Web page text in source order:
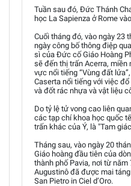
Tuần sau đó, Đức Thánh
học La Sapienza ở Rome
Cuối tháng đó, vào ngày 23
ngày công bố thông điệp
sì của Đức cố Giáo Hoàng
sẽ đến thị trấn Acerra, miền
vực nổi tiếng “Vùng đất
Caserta nổi tiếng với việc
và đốt rác nhựa và vật liệu
Do tỷ lệ tử vong cao liên
các tạp chí khoa học quốc
trấn khác của Ý, là "Tam
Tháng sau, vào ngày 20
Giáo hoàng đầu tiên của
thành phố Pavia, nơi từ
Augustinô đã được mai
San Pietro in Ciel d’Oro.